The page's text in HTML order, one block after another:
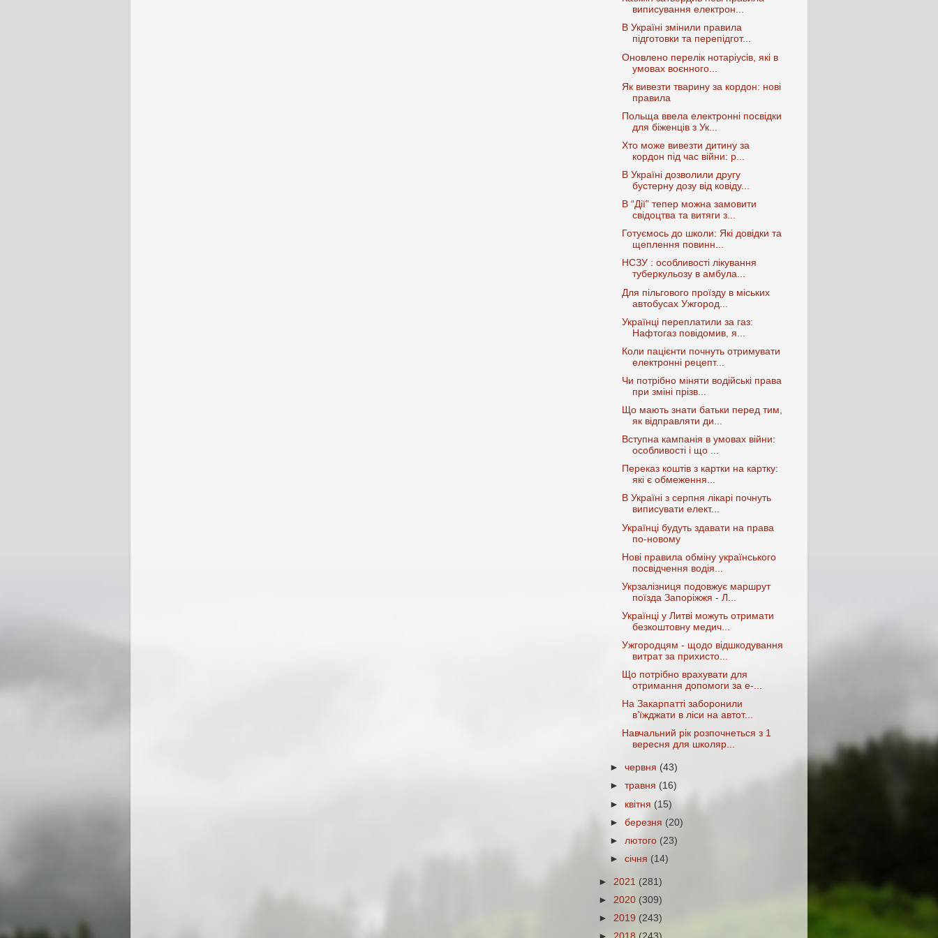
виписування електрон...
В Україні змінили правила
підготовки та перепідгот...
Оновлено перелік нотаріусів, які в
умовах воєнного...
Як вивезти тварину за кордон: нові
правила
Польща ввела електронні посвідки
для біженців з Ук...
Хто може вивезти дитину за
кордон під час війни: р...
В Україні дозволили другу
бустерну дозу від ковіду...
В “Дії” тепер можна замовити
свідоцтва та витяги з...
Готуємось до школи: Які довідки та
щеплення повинн...
НСЗУ : особливості лікування
туберкульозу в амбула...
Для пільгового проїзду в міських
автобусах Ужгород...
Українці переплатили за газ:
Нафтогаз повідомив, я...
Коли пацієнти почнуть отримувати
електронні рецепт...
Чи потрібно міняти водійські права
при зміні прізв...
Що мають знати батьки перед тим,
як відправляти ди...
Вступна кампанія в умовах війни:
особливості і що ...
Переказ коштів з картки на картку:
які є обмеження...
В Україні з серпня лікарі почнуть
виписувати елект...
Українці будуть здавати на права
по-новому
Нові правила обміну українського
посвідчення водія...
Укрзалізниця подовжує маршрут
поїзда Запоріжжя - Л...
Українці у Литві можуть отримати
безкоштовну медич...
Ужгородцям - щодо відшкодування
витрат за прихисто...
Що потрібно врахувати для
отримання допомоги за е-...
На Закарпатті заборонили
в’їжджати в ліси на автот...
Навчальний рік розпочнеться з 1
вересня для школяр...
►червня (43)
►травня (16)
► квітня(15)
►березня (20)
► лютого (23)
►січня (14)
► 2021 (281)
► 2020 (309)
► 2019 (243)